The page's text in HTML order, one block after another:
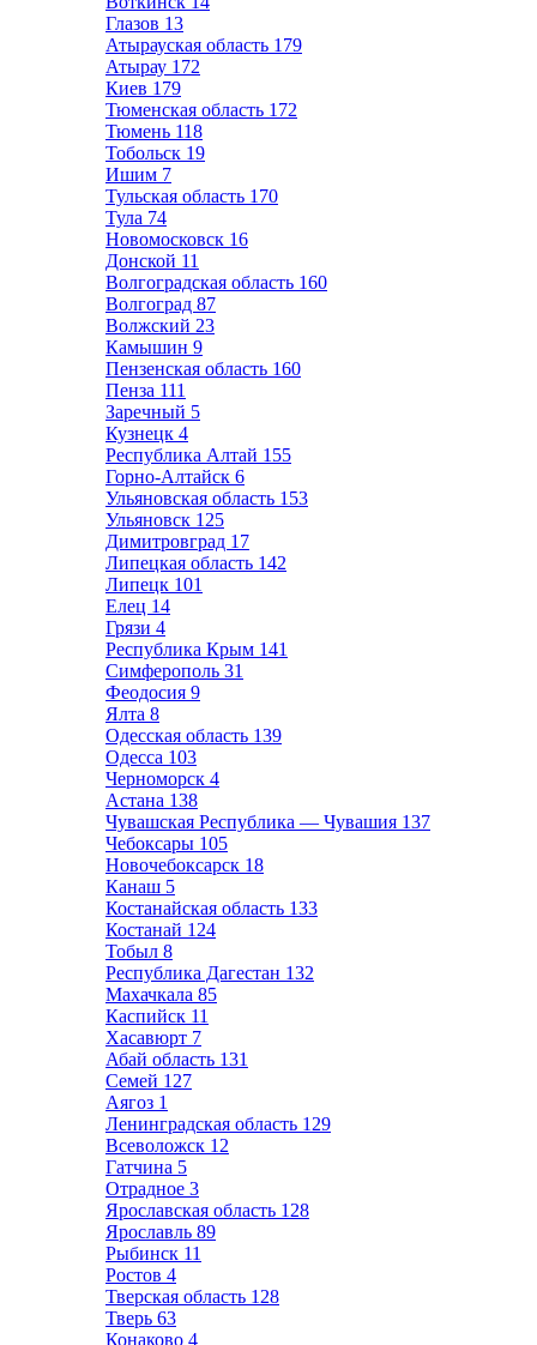
Глазов 13
Атырауская область 179
Атырау 172
Киев 179
Тюменская область 172
Тюмень 118
Тобольск 19
Ишим 7
Тульская область 170
Тула 74
Новомосковск 16
Донской 11
Волгоградская область 160
Волгоград 87
Волжский 23
Камышин 9
Пензенская область 160
Пенза 111
Заречный 5
Кузнецк 4
Республика Алтай 155
Горно-Алтайск 6
Ульяновская область 153
Ульяновск 125
Димитровград 17
Липецкая область 142
Липецк 101
Елец 14
Грязи 4
Республика Крым 141
Симферополь 31
Феодосия 9
Ялта 8
Одесская область 139
Одесса 103
Черноморск 4
Астана 138
Чувашская Республика — Чувашия 137
Чебоксары 105
Новочебоксарск 18
Канаш 5
Костанайская область 133
Костанай 124
Тобыл 8
Республика Дагестан 132
Махачкала 85
Каспийск 11
Хасавюрт 7
Абай область 131
Семей 127
Аягоз 1
Ленинградская область 129
Всеволожск 12
Гатчина 5
Отрадное 3
Ярославская область 128
Ярославль 89
Рыбинск 11
Ростов 4
Тверская область 128
Тверь 63
Конаково 4